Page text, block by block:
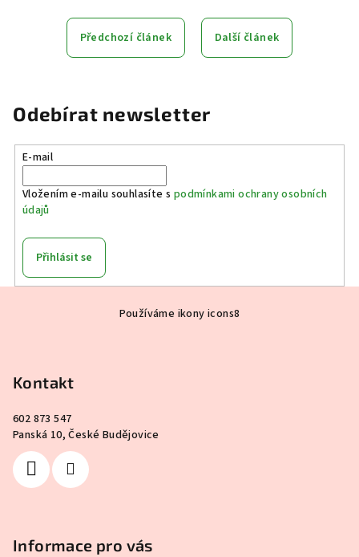
Předchozí článek Další článek
Odebírat newsletter
E-mail
Vložením e-mailu souhlasíte s podmínkami ochrany osobních
údajů
Přihlásit se
Používáme ikony icons8
Kontakt
602 873 547
Panská 10, České Budějovice
Informace pro vás